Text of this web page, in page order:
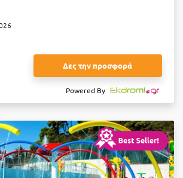
Δες την προσφορά
Powered By